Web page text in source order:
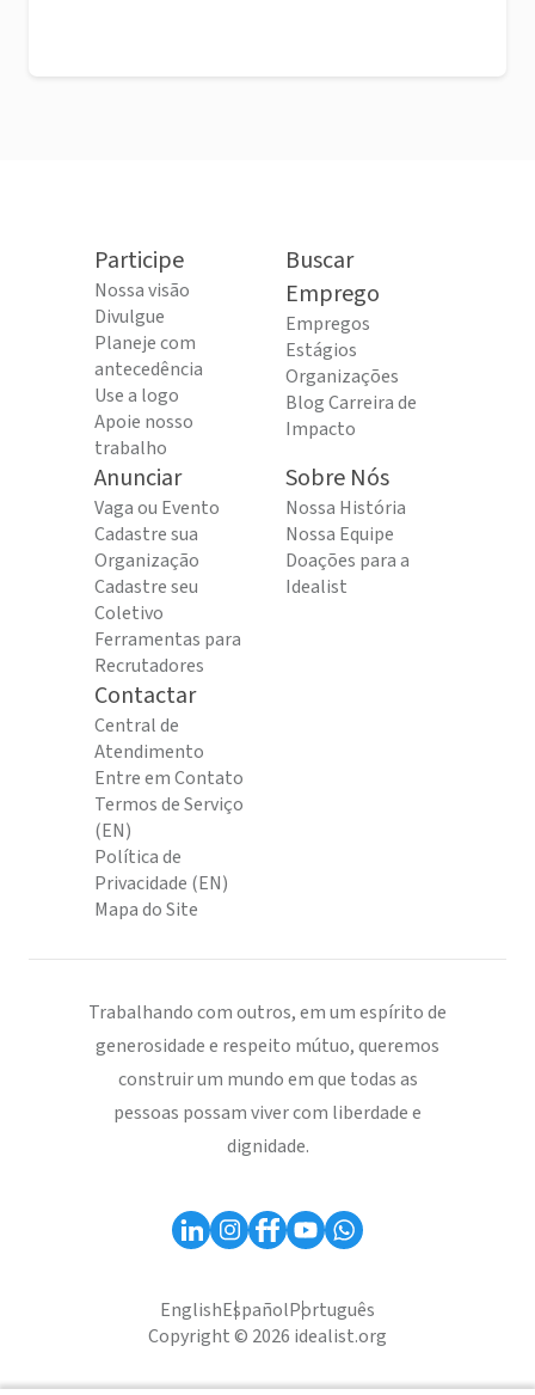
Participe
Nossa visão
Divulgue
Planeje com
antecedência
Use a logo
Apoie nosso
trabalho
Buscar
Emprego
Empregos
Estágios
Organizações
Blog Carreira de
Impacto
Anunciar
Vaga ou Evento
Cadastre sua
Organização
Cadastre seu
Coletivo
Ferramentas para
Recrutadores
Sobre Nós
Nossa História
Nossa Equipe
Doações para a
Idealist
Contactar
Central de
Atendimento
Entre em Contato
Termos de Serviço
(EN)
Política de
Privacidade (EN)
Mapa do Site
Trabalhando com outros, em um espírito de
generosidade e respeito mútuo, queremos
construir um mundo em que todas as
pessoas possam viver com liberdade e
dignidade.
EnglishEspañolPortuguês
Copyright © 2026 idealist.org